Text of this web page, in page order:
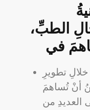
الطبِّ،
تطويرِ
أنْ تُساهمَ
العديدِ من